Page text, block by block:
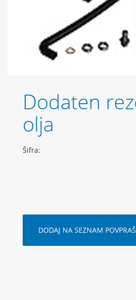
Dodaten
olja
Šifra:
DODAJ NA SEZNAM